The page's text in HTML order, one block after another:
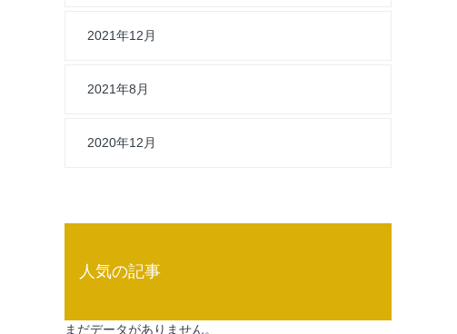
2021年12月
2021年8月
2020年12月
人気の記事
まだデータがありません。